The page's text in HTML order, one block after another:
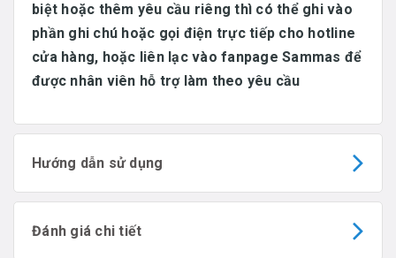
biệt hoặc thêm yêu cầu riêng thì có thể ghi vào
phần ghi chú hoặc gọi điện trực tiếp cho hotline
cửa hàng, hoặc liên lạc vào fanpage Sammas để
được nhân viên hỗ trợ làm theo yêu cầu
Hướng dẫn sử dụng
Đánh giá chi tiết